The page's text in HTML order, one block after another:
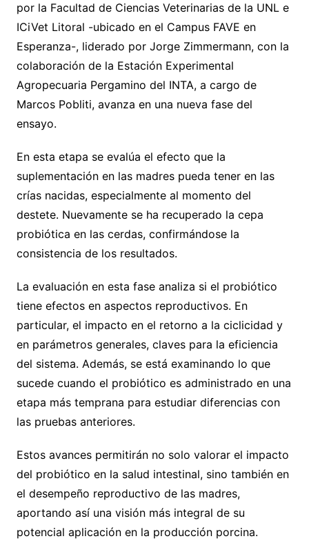
por la Facultad de Ciencias Veterinarias de la UNL e
ICiVet Litoral -ubicado en el Campus FAVE en
Esperanza-, liderado por Jorge Zimmermann, con la
colaboración de la Estación Experimental
Agropecuaria Pergamino del INTA, a cargo de
Marcos Pobliti, avanza en una nueva fase del
ensayo.
En esta etapa se evalúa el efecto que la
suplementación en las madres pueda tener en las
crías nacidas, especialmente al momento del
destete. Nuevamente se ha recuperado la cepa
probiótica en las cerdas, confirmándose la
consistencia de los resultados.
La evaluación en esta fase analiza si el probiótico
tiene efectos en aspectos reproductivos. En
particular, el impacto en el retorno a la ciclicidad y
en parámetros generales, claves para la eficiencia
del sistema. Además, se está examinando lo que
sucede cuando el probiótico es administrado en una
etapa más temprana para estudiar diferencias con
las pruebas anteriores.
Estos avances permitirán no solo valorar el impacto
del probiótico en la salud intestinal, sino también en
el desempeño reproductivo de las madres,
aportando así una visión más integral de su
potencial aplicación en la producción porcina.